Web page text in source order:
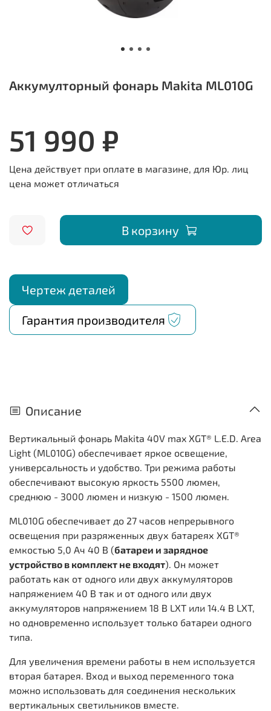
Аккумулторный фонарь Makita ML010G
51 990 ₽
В корзину
Чертеж деталей
Гарантия производителя
Описание
Вертикальный фонарь Makita 40V max XGT® L.E.D. Area
Light (ML010G) обеспечивает яркое освещение,
универсальность и удобство. Три режима работы
обеспечивают высокую яркость 5500 люмен,
среднюю - 3000 люмен и низкую - 1500 люмен.
ML010G обеспечивает до 27 часов непрерывного
освещения при разряженных двух батареях XGT®
емкостью 5,0 Ач 40 В (батареи и зарядное
устройство в комплект не входят). Он может
работать как от одного или двух аккумуляторов
напряжением 40 В так и от одного или двух
аккумуляторов напряжением 18 В LXT или 14.4 В LXT,
но одновременно использует только батареи одного
типа.
Для увеличения времени работы в нем используется
вторая батарея. Вход и выход переменного тока
можно использовать для соединения нескольких
вертикальных светильников вместе.